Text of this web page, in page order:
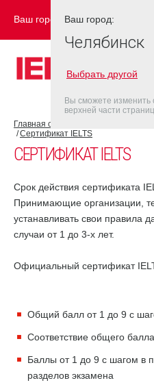
Ваш город: ЧЕЛЯБИНСК
Главная страница
Сертификат IELTS
СЕРТИФИКАТ IELTS
Срок действия сертификата
Принимающие организации,
устанавливать свои правила
случаи от 1 до 3-х лет.
Официальный сертификат
Общий балл от 1 до 9 с
Соответствие общего
Баллы от 1 до 9 с шагом в
разделов экзамена
Ваш город:
Челябинск
Выбрать другой
Вы сможете
верхней части